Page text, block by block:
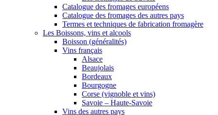
Catalogue des fromages européens
Catalogue des fromages des autres pays
Termes et techniques de fabrication fromagère
Les Boissons, vins et alcools
Boisson (généralités)
Vins français
Alsace
Beaujolais
Bordeaux
Bourgogne
Corse (vignoble et vins)
Savoie – Haute-Savoie
Vins des autres pays